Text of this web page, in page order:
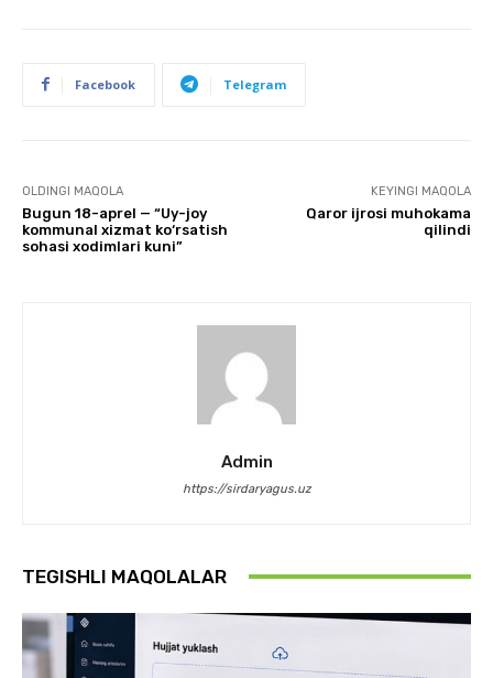
Facebook Telegram
OLDINGI MAQOLA
Bugun 18-aprel — “Uy-joy
kommunal xizmat ko‘rsatish
sohasi xodimlari kuni”
KEYINGI MAQOLA
Qaror ijrosi muhokama
qilindi
Admin
https://sirdaryagus.uz
TEGISHLI MAQOLALAR